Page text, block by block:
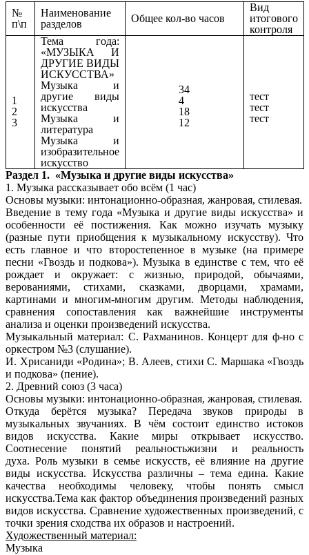
№
п\п
Наименование
разделов
Общее кол-во часов
Вид
итогового
контроля
1
2
3
Тема года:
«МУЗЫКА И
ДРУГИЕ ВИДЫ
ИСКУССТВА»
Музыка и
другие виды
искусства
Музыка и
литература
Музыка и
изобразительное
искусство
34
4
18
12
тест
тест
тест
Раздел 1. «Музыка и другие виды искусства»
1. Музыка рассказывает обо всём (1 час)
Основы музыки: интонационно-образная, жанровая, стилевая.
Введение в тему года «Музыка и другие виды искусства» и
особенности её постижения. Как можно изучать музыку
(разные пути приобщения к музыкальному искусству). Что
есть главное и что второстепенное в музыке (на примере
песни «Гвоздь и подкова»). Музыка в единстве с тем, что её
рождает и окружает: с жизнью, природой, обычаями,
верованиями, стихами, сказками, дворцами, храмами,
картинами и многим-многим другим. Методы наблюдения,
сравнения сопоставления как важнейшие инструменты
анализа и оценки произведений искусства.
Музыкальный материал: С. Рахманинов. Концерт для ф-но с
оркестром №3 (слушание).
И. Хрисаниди «Родина»; В. Алеев, стихи С. Маршака «Гвоздь
и подкова» (пение).
2. Древний союз (3 часа)
Основы музыки: интонационно-образная, жанровая, стилевая.
Откуда берётся музыка? Передача звуков природы в
музыкальных звучаниях. В чём состоит единство истоков
видов искусства. Какие миры открывает искусство.
Соотнесение понятий реальностьжизни и реальность
духа. Роль музыки в семье искусств, её влияние на другие
виды искусства. Искусства различны – тема едина. Какие
качества необходимы человеку, чтобы понять смысл
искусства.Темакак фактор объединения произведений разных
видов искусства. Сравнение художественных произведений, с
точки зрения сходства их образов и настроений.
Художественный материал:
Музыка